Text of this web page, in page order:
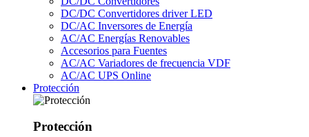
DC/DC Convertidores driver LED
DC/AC Inversores de Energía
AC/AC Energías Renovables
Accesorios para Fuentes
AC/AC Variadores de frecuencia VDF
AC/AC UPS Online
Protección
Protección